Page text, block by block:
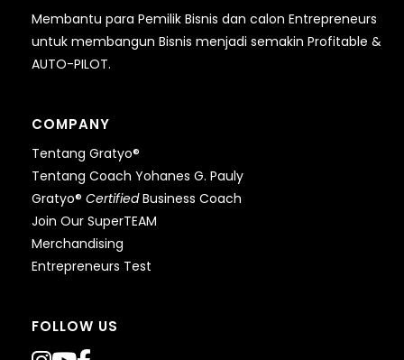
Membantu para Pemilik Bisnis dan calon Entrepreneurs
untuk membangun Bisnis menjadi semakin Profitable &
AUTO-PILOT.
COMPANY
Tentang Gratyo®
Tentang Coach Yohanes G. Pauly
Gratyo® CertifiedBusiness Coach
Join Our SuperTEAM
Merchandising
Entrepreneurs Test
FOLLOW US